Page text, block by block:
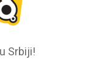
Srbiji!